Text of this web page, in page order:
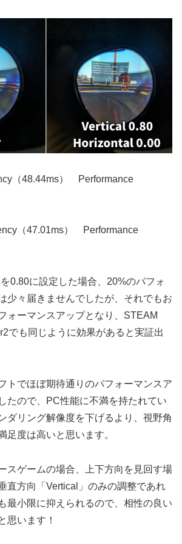
（48.44ms） Performance
（47.01ms） Performance
0.80に設定した場合、20%のパフォ
少々届きませんでしたが、それでもお
ォーマンスアップとなり、STEAM
でも同じように効果があると実証出
トでほぼ期待通りのパフォーマンスア
たので、PC性能に不満を持たれてい
ダリング解像度を下げるより、視野角
足度は高いと思います。
スゲームの場合、上下方向を見回す場
直方向「Vertical」のみの調整であれ
最小限に抑えられるので、相性の良い
思います！